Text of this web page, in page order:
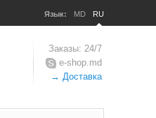
Язык: MD RU
Заказы: 24/7
e-shop.md
→ Доставка